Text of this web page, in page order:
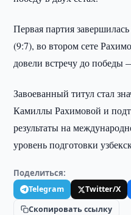
Первая партия
(9:7), во втором сете
довели встречу до победы
Завоеванный титул стал
Камиллы Рахимовой и
результаты на
уровень подготовки
Поделиться:
Telegram Twitter/X
Скопировать ссылку